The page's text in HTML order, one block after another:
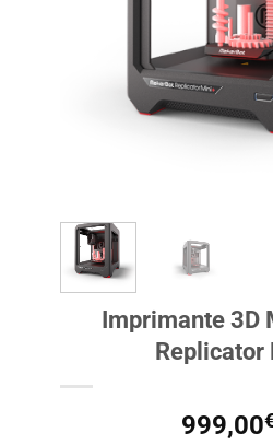
Imprimante 3D
Replicator
999,00